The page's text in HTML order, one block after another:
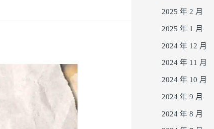
2025 年 2 月
2025 年 1 月
2024 年 12 月
2024 年 11 月
2024 年 10 月
2024 年 9 月
2024 年 8 月